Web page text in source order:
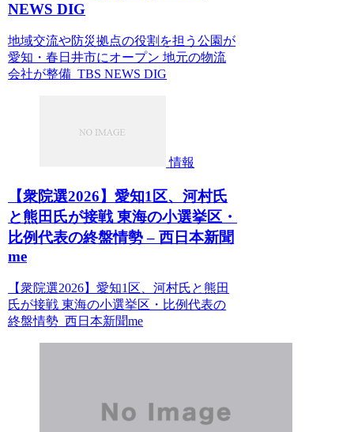
NEWS DIG
地域交流や防災拠点の役割を担う公園が
愛知・春日井市にオープン 地元の物流
会社が整備 TBS NEWS DIG
情報
【衆院選2026】愛知1区、河村氏
と熊田氏が接戦 東海の小選挙区・
比例代表の終盤情勢 – 西日本新聞
me
【衆院選2026】愛知1区、河村氏と熊田
氏が接戦 東海の小選挙区・比例代表の
終盤情勢 西日本新聞me